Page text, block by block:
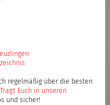
regelmäßig über die besten
Tragt Euch in unseren
und sicher!